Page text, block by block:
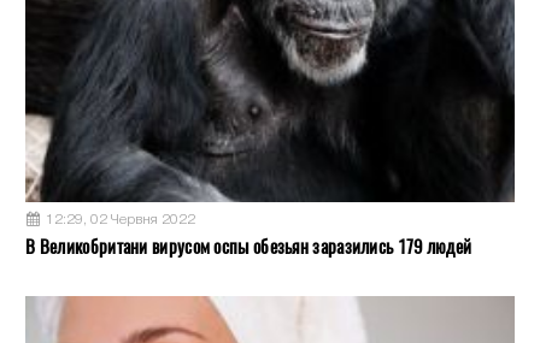
12:29, 02 Червня 2022
В Великобритани вирусом оспы обезьян заразились 179 людей